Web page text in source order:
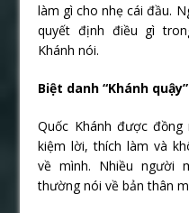
làm gì cho nhẹ cái đầu.
quyết định điều gì
Khánh nói.
Biệt danh “Khánh quậy”
Quốc Khánh được
kiệm lời, thích làm và
về mình. Nhiều người
thường nói về bản thân